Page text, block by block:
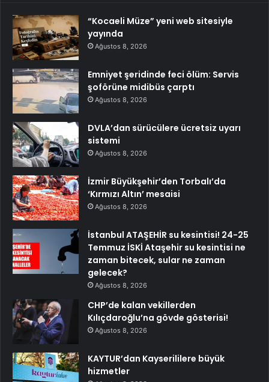
“Kocaeli Müze” yeni web sitesiyle
yayında
Ağustos 8, 2026
Emniyet şeridinde feci ölüm: Servis
şoförüne midibüs çarptı
Ağustos 8, 2026
DVLA’dan sürücülere ücretsiz uyarı
sistemi
Ağustos 8, 2026
İzmir Büyükşehir’den Torbalı’da
‘Kırmızı Altın’ mesaisi
Ağustos 8, 2026
İstanbul ATAŞEHİR su kesintisi! 24-25
Temmuz İSKİ Ataşehir su kesintisi ne
zaman bitecek, sular ne zaman
gelecek?
Ağustos 8, 2026
CHP’de kalan vekillerden
Kılıçdaroğlu’na gövde gösterisi!
Ağustos 8, 2026
KAYTUR’dan Kayserililere büyük
hizmetler